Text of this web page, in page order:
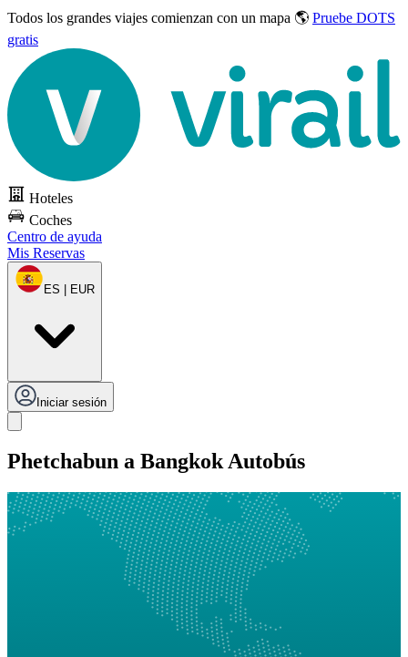
Todos los grandes viajes comienzan con un mapa 🌎 Pruebe DOTS
gratis
Hoteles
Coches
Centro de ayuda
Mis Reservas
ES | EUR
Iniciar sesión
Phetchabun a Bangkok Autobús